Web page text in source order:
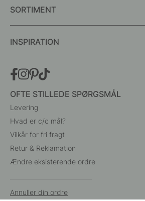
SORTIMENT
INSPIRATION
OFTE STILLEDE SPØRGSMÅL
Levering
Hvad er c/c mål?
Vilkår for fri fragt
Retur & Reklamation
Ændre eksisterende ordre
Annuller din ordre